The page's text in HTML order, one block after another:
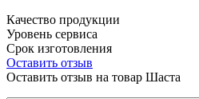
Качество продукции
Уровень сервиса
Срок изготовления
Оставить отзыв
Оставить отзыв на товар Шаста